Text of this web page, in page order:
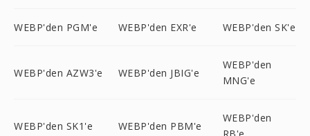
WEBP'den PGM'e WEBP'den EXR'e WEBP'den SK'e
WEBP'den AZW3'e WEBP'den JBIG'e
WEBP'den
MNG'e
WEBP'den SK1'e WEBP'den PBM'e
WEBP'den